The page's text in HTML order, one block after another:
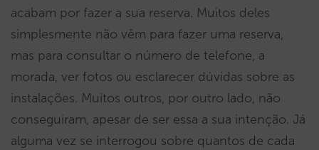
acabam por fazer a sua reserva. Muitos deles
simplesmente não vêm para fazer uma reserva,
mas para consultar o número de telefone, a
morada, ver fotos ou esclarecer dúvidas sobre as
instalações. Muitos outros, por outro lado, não
conseguiram, apesar de ser essa a sua intenção. Já
alguma vez se interrogou sobre quantos de cada